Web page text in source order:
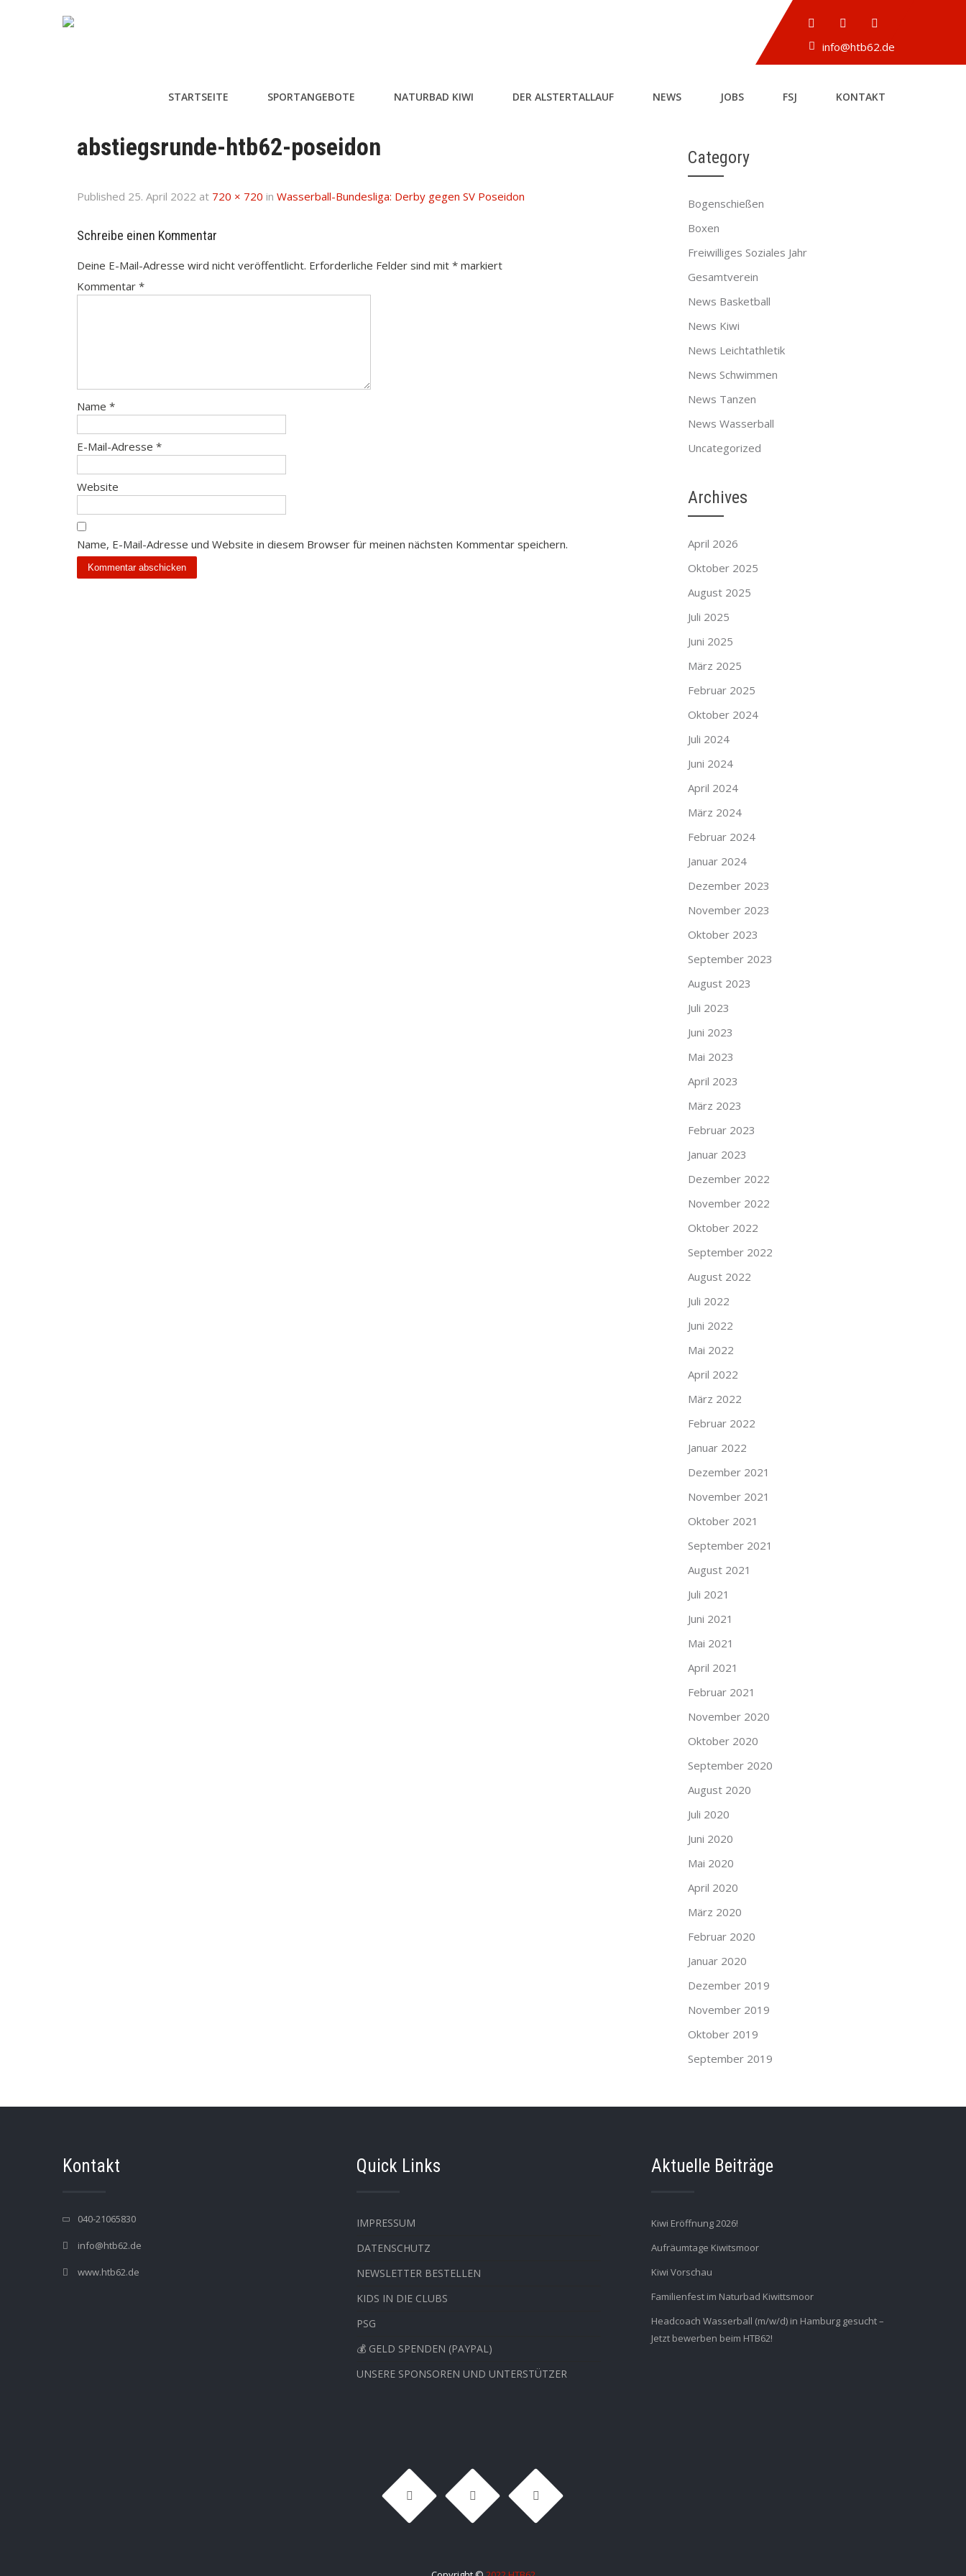
info@htb62.de
STARTSEITE SPORTANGEBOTE NATURBAD KIWI DER ALSTERTALLAUF NEWS JOBS FSJ KONTAKT
abstiegsrunde-htb62-poseidon
Published 25. April 2022 at 720 × 720 in Wasserball-Bundesliga: Derby gegen SV Poseidon
Schreibe einen Kommentar
Deine E-Mail-Adresse wird nicht veröffentlicht. Erforderliche Felder sind mit * markiert
Kommentar *
Name *
E-Mail-Adresse *
Website
Name, E-Mail-Adresse und Website in diesem Browser für meinen nächsten Kommentar speichern.
Category
Bogenschießen
Boxen
Freiwilliges Soziales Jahr
Gesamtverein
News Basketball
News Kiwi
News Leichtathletik
News Schwimmen
News Tanzen
News Wasserball
Uncategorized
Archives
April 2026
Oktober 2025
August 2025
Juli 2025
Juni 2025
März 2025
Februar 2025
Oktober 2024
Juli 2024
Juni 2024
April 2024
März 2024
Februar 2024
Januar 2024
Dezember 2023
November 2023
Oktober 2023
September 2023
August 2023
Juli 2023
Juni 2023
Mai 2023
April 2023
März 2023
Februar 2023
Januar 2023
Dezember 2022
November 2022
Oktober 2022
September 2022
August 2022
Juli 2022
Juni 2022
Mai 2022
April 2022
März 2022
Februar 2022
Januar 2022
Dezember 2021
November 2021
Oktober 2021
September 2021
August 2021
Juli 2021
Juni 2021
Mai 2021
April 2021
Februar 2021
November 2020
Oktober 2020
September 2020
August 2020
Juli 2020
Juni 2020
Mai 2020
April 2020
März 2020
Februar 2020
Januar 2020
Dezember 2019
November 2019
Oktober 2019
September 2019
Kontakt
040-21065830
info@htb62.de
www.htb62.de
Quick Links
IMPRESSUM
DATENSCHUTZ
NEWSLETTER BESTELLEN
KIDS IN DIE CLUBS
PSG
💰 GELD SPENDEN (PAYPAL)
UNSERE SPONSOREN UND UNTERSTÜTZER
Aktuelle Beiträge
Kiwi Eröffnung 2026!
Aufräumtage Kiwitsmoor
Kiwi Vorschau
Familienfest im Naturbad Kiwittsmoor
Headcoach Wasserball (m/w/d) in Hamburg gesucht –
Jetzt bewerben beim HTB62!